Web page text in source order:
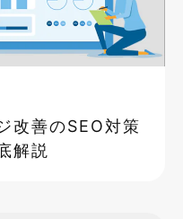
改善のSEO対策
解説